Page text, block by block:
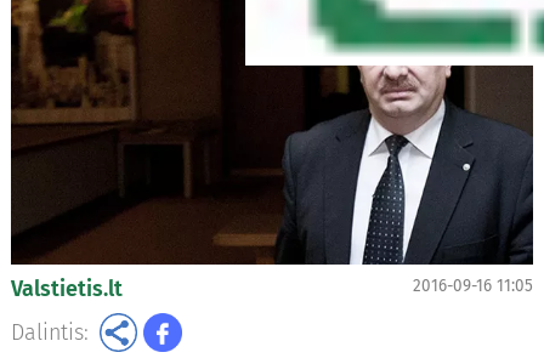
Valstietis.lt 2016-09-16 11:05
Dalintis: